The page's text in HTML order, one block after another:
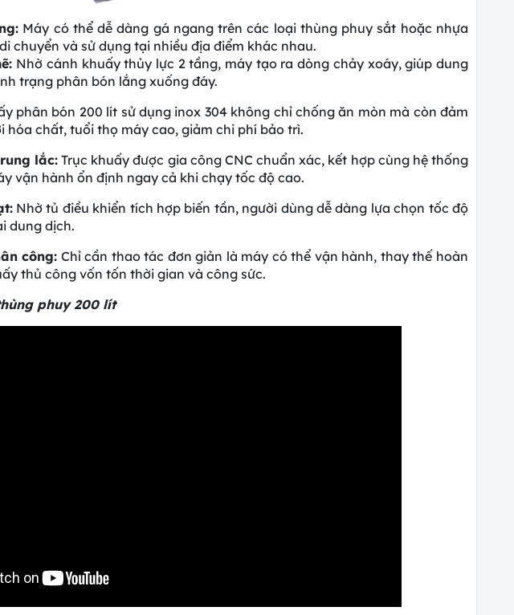
Máy có thể dễ dàng gá ngang trên các loại thùng phuy sắt hoặc nhựa
chuyển và sử dụng tại nhiều địa điểm khác nhau.
Nhờ cánh khuấy thủy lực 2 tầng, máy tạo ra dòng chảy xoáy, giúp dung
trạng phân bón lắng xuống đáy.
phân bón 200 lít sử dụng inox 304 không chỉ chống ăn mòn mà còn đảm
hóa chất, tuổi thọ máy cao, giảm chi phí bảo trì.
lắc:Trục khuấy được gia công CNC chuẩn xác, kết hợp cùng hệ thống
vận hành ổn định ngay cả khi chạy tốc độ cao.
Nhờ tủ điều khiển tích hợp biến tần, người dùng dễ dàng lựa chọn tốc độ
dung dịch.
công: Chỉ cần thao tác đơn giản là máy có thể vận hành, thay thế hoàn
thủ công vốn tốn thời gian và công sức.
phuy 200 lít